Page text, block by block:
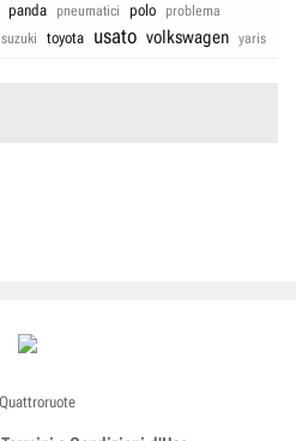
panda pneumatici polo
problema
suzuki toyota usato volkswagen yaris